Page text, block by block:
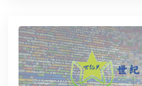
持。